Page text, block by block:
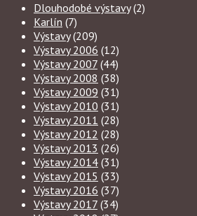
Dlouhodobé výstavy(2)
Karlín (7)
Výstavy(209)
Výstavy 2006 (12)
Výstavy 2007 (44)
Výstavy 2008 (38)
Výstavy 2009 (31)
Výstavy 2010 (31)
Výstavy 2011 (28)
Výstavy 2012 (28)
Výstavy 2013 (26)
Výstavy 2014 (31)
Výstavy 2015 (33)
Výstavy 2016 (37)
Výstavy 2017 (34)